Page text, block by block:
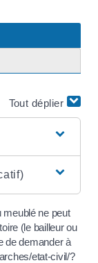
Tout déplier
meublé ne peut
(le bailleur ou
de demander à
etat-civil/?